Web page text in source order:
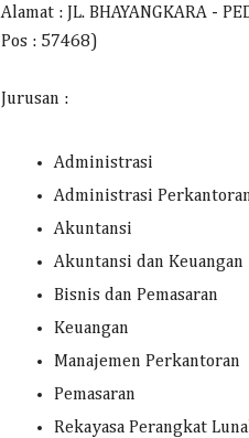
Alamat : JL. BHAYANGKARA -
Pos : 57468)
Jurusan :
Administrasi
Administrasi
Akuntansi
Akuntansi dan Keuangan
Bisnis dan Pemasaran
Keuangan
Manajemen Perkantoran
Pemasaran
Rekayasa Perangkat